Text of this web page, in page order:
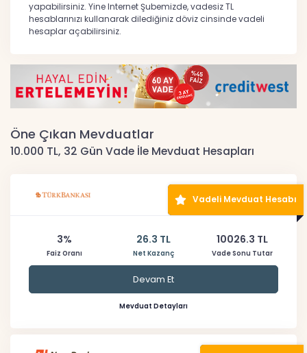
yapabilirsiniz. Yine Internet Şubemizde, vadesiz TL
hesablarınızı kullanarak dilediğiniz döviz cinsinde vadeli
hesaplar açabilirsiniz.
Öne Çıkan Mevduatlar
10.000 TL, 32 Gün Vade İle Mevduat Hesapları
Vadeli Mevduat Hesabı
3%
Faiz Oranı
26.3 TL
Net Kazanç
10026.3 TL
Vade Sonu Tutar
Devam Et
Mevduat Detayları